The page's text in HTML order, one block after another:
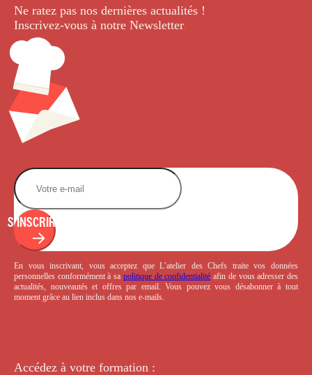
Ne ratez pas nos dernières actualités !
Inscrivez-vous à notre Newsletter.
S'INSCRIRE
En vous inscrivant, vous acceptez que L’atelier des Chefs traite vos données
personnelles conformément à sa politique de confidentialité afin de vous adresser des
actualités, nouveautés et offres par email. Vous pouvez vous désabonner à tout
moment grâce au lien inclus dans nos e-mails.
Accédez à votre formation :